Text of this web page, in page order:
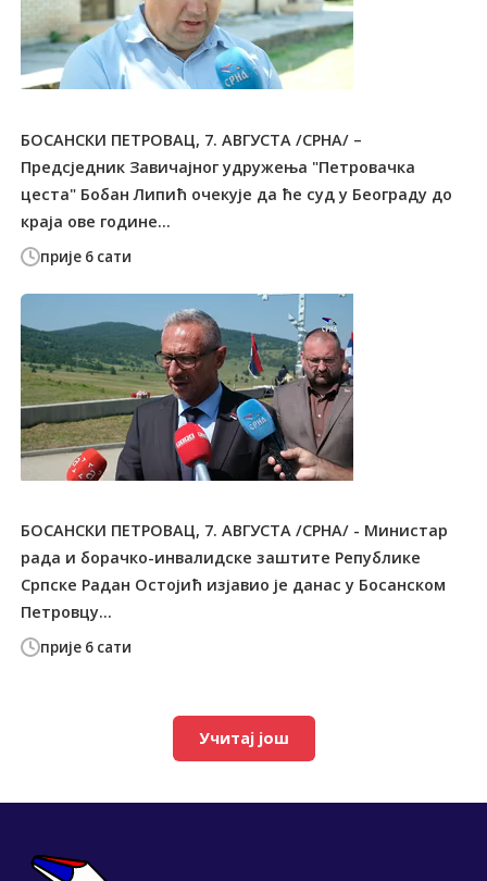
прије 6 сати
БОСАНСКИ ПЕТРОВАЦ, 7. АВГУСТА /СРНА/ –
Предсједник Завичајног удружења "Петровачка
цеста" Бобан Липић очекује да ће суд у Београду до
краја ове године...
прије 6 сати
БОСАНСКИ ПЕТРОВАЦ, 7. АВГУСТА /СРНА/ - Министар
рада и борачко-инвалидске заштите Републике
Српске Радан Остојић изјавио је данас у Босанском
Петровцу...
Учитај још